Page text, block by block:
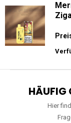
HÄUFIG
Hier